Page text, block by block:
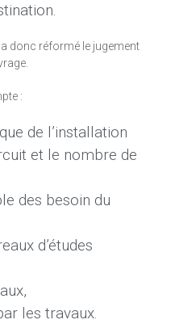
a donc réformé le jugement
:
de l’installation
et le nombre de
des besoin du
d’études
les travaux.